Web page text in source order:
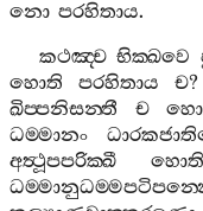
නො පරහිතාය.
කථඤ‍්ච භික‍්ඛවෙ
හොති
පරහිතාය ච?
ඛිප‍්පනිසන‍්තී
ච
ධම‍්මානං
අත්‍ථූපපරික‍්ඛී
හොති